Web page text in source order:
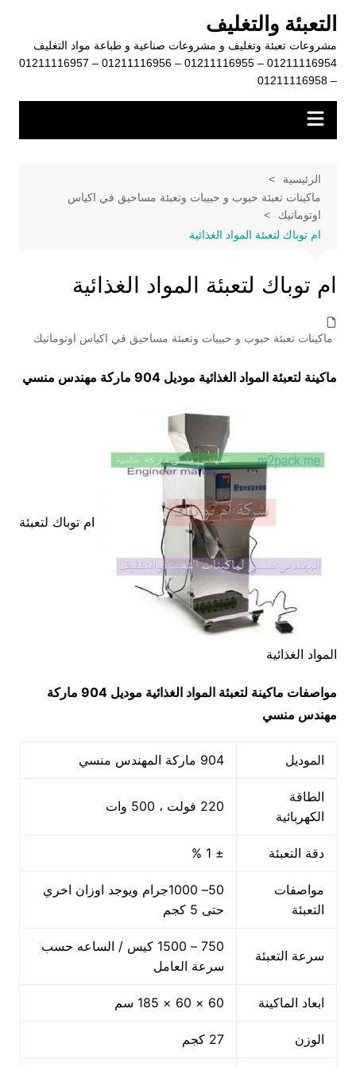
المحتوى
التعبئة والتغليف
مشروعات تعبئة وتغليف و مشروعات صناعية و طباعة مواد التغليف
01211116954 – 01211116955 – 01211116956 – 01211116957
– 01211116958
الرئيسية
ماكينات تعبئة حبوب و حبيبات وتعبئة مساحيق في اكياس
اوتوماتيك
ام توباك لتعبئة المواد الغذائية
ام توباك لتعبئة المواد الغذائية
ماكينات تعبئة حبوب و حبيبات وتعبئة مساحيق في اكياس اوتوماتيك
ماكينة لتعبئة المواد الغذائية موديل 904 ماركة مهندس منسي
ام توباك لتعبئة
المواد الغذائية
مواصفات ماكينة لتعبئة المواد الغذائية
موديل 904 ماركة
مهندس منسي
الموديل 904 ماركة المهندس منسي
الطاقة
الكهربائية
220 فولت ، 500 وات
دقة التعبئة ± 1 %
مواصفات
التعبئة
50– 1000جرام ويوجد اوزان اخري
حتى 5 كجم
سرعة التعبئة
750 – 1500 كيس / الساعه حسب
سرعة العامل
ابعاد الماكينة 60 × 60 × 185 سم
الوزن 27 كجم